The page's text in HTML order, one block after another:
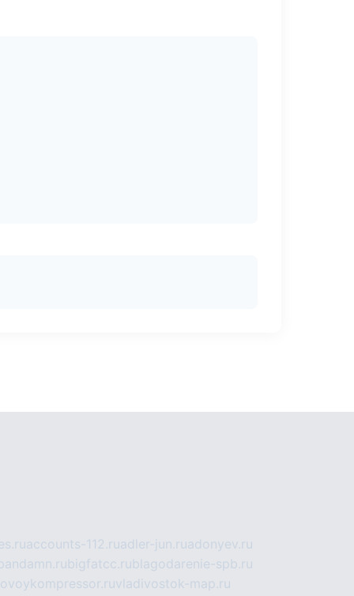
accounts-112.ruadler-jun.ruadonyev.ru
bigfatcc.rublagodarenie-spb.ru
vladivostok-map.ru